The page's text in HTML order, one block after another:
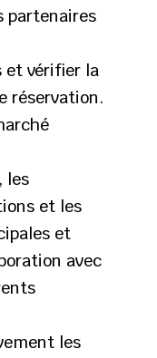
partenaires
et vérifier la
réservation.
les
et les
et
avec
les